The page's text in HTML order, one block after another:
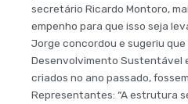
secretário Ricardo Montoro,
empenho para que isso seja
Jorge concordou e sugeriu que
Desenvolvimento Sustentável
criados no ano passado,
Representantes: “A estrutura